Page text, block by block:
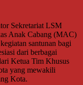
Sekretariat LSM
Anak Cabang (MAC)
santunan bagi
dari berbagai
Ketua Tim Khusus
yang mewakili
Kota.